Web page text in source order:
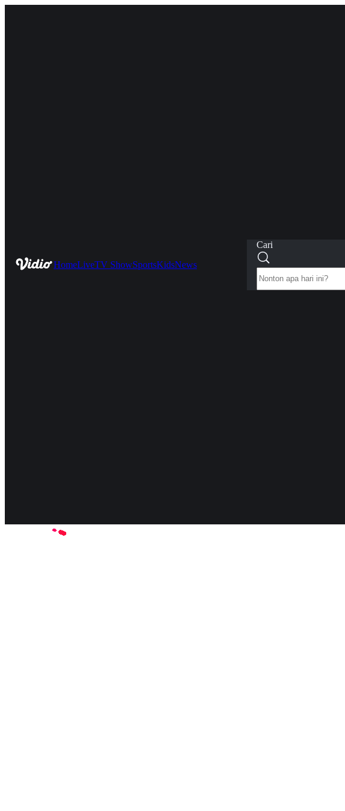
HomeLiveTV ShowSportsKidsNews
Cari